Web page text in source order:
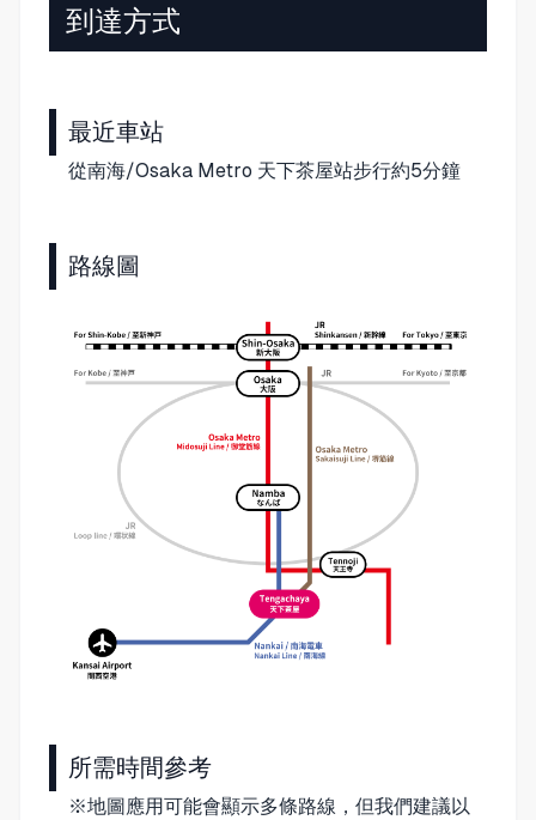
到達方式
最近車站
從南海/Osaka Metro 天下茶屋站步行約5分鐘
路線圖
所需時間參考
※地圖應用可能會顯示多條路線，但我們建議以